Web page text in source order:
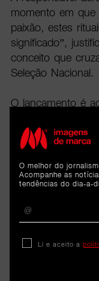
momento em
paixão, estes
significado”,
conceito que
Seleção Nacional.
O lançamento é
televisão, rádio,
O melhor do
Acompanhe as
tendências do dia-a-
Li e aceito a